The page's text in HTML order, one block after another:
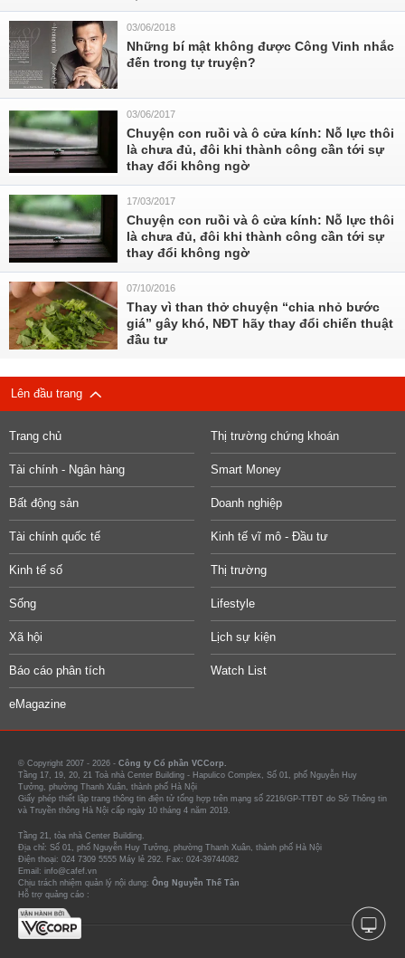
03/06/2018
Những bí mật không được Công Vinh nhắc
đến trong tự truyện?
03/06/2017
Chuyện con ruồi và ô cửa kính: Nỗ lực thôi
là chưa đủ, đôi khi thành công cần tới sự
thay đổi không ngờ
17/03/2017
Chuyện con ruồi và ô cửa kính: Nỗ lực thôi
là chưa đủ, đôi khi thành công cần tới sự
thay đổi không ngờ
07/10/2016
Thay vì than thở chuyện “chia nhỏ bước
giá” gây khó, NĐT hãy thay đổi chiến thuật
đầu tư
Lên đầu trang
Trang chủ Thị trường chứng khoán
Tài chính - Ngân hàng Smart Money
Bất động sản Doanh nghiệp
Tài chính quốc tế Kinh tế vĩ mô - Đầu tư
Kinh tế số Thị trường
Sống Lifestyle
Xã hội Lịch sự kiện
Báo cáo phân tích Watch List
eMagazine
© Copyright 2007 - 2026 - Công ty Cổ phần VCCorp.
Tầng 17, 19, 20, 21 Toà nhà Center Building - Hapulico Complex, Số 01, phố Nguyễn Huy
Tưởng, phường Thanh Xuân, thành phố Hà Nội
Giấy phép thiết lập trang thông tin điện tử tổng hợp trên mạng số 2216/GP-TTĐT do Sở Thông tin
và Truyền thông Hà Nội cấp ngày 10 tháng 4 năm 2019.
Tầng 21, tòa nhà Center Building.
Địa chỉ: Số 01, phố Nguyễn Huy Tưởng, phường Thanh Xuân, thành phố Hà Nội
Điện thoại: 024 7309 5555 Máy lẻ 292. Fax: 024-39744082
Email: info@cafef.vn
Chịu trách nhiệm quản lý nội dung: Ông Nguyễn Thế Tân
Hỗ trợ quảng cáo :